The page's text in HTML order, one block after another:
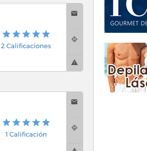
2 Calificaciones
1 Calificación